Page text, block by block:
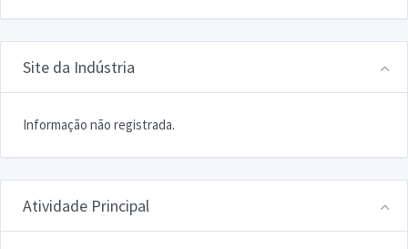
Site da Indústria
Informação não registrada.
Atividade Principal